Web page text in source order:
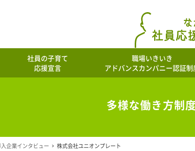
社員の子育て
応援宣言
職場いきいき
アドバンスカンパニー認証制
多様な働き方制
企業インタビュー 株式会社ユニオンプレート